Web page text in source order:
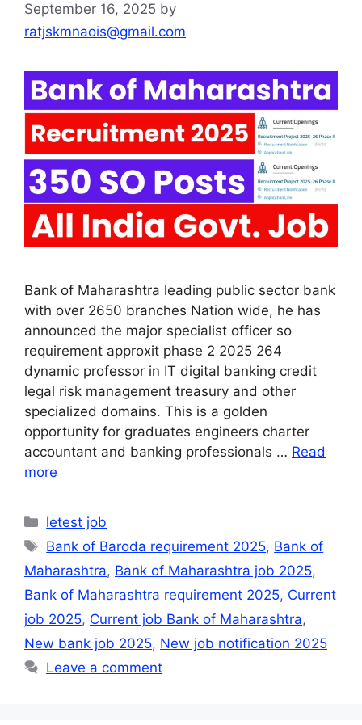
September 16, 2025 by
ratjskmnaois@gmail.com
Bank of Maharashtra leading public sector bank
with over 2650 branches Nation wide, he has
announced the major specialist officer so
requirement approxit phase 2 2025 264
dynamic professor in IT digital banking credit
legal risk management treasury and other
specialized domains. This is a golden
opportunity for graduates engineers charter
accountant and banking professionals … Read
more
Categories
letest job
Tags
Bank of Baroda requirement 2025, Bank of
Maharashtra, Bank of Maharashtra job 2025,
Bank of Maharashtra requirement 2025, Current
job 2025, Current job Bank of Maharashtra,
New bank job 2025, New job notification 2025
Leave a comment